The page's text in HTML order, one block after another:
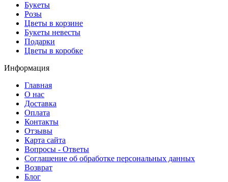
Букеты
Розы
Цветы в корзине
Букеты невесты
Подарки
Цветы в коробке
Информация
Главная
О нас
Доставка
Оплата
Контакты
Отзывы
Карта сайта
Вопросы - Ответы
Соглашение об обработке персональных данных
Возврат
Блог